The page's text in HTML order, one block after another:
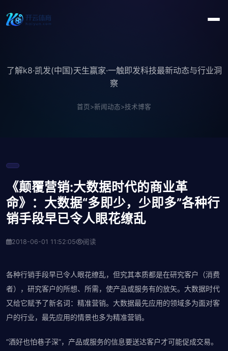
了解k8·凯发(中国)天生赢家·一触即发科技最新动态与行业洞
察
首页>新闻动态>技术博客
《颠覆营销:大数据时代的商业革
命》：大数据“多即少，少即多”各种行
销手段早已令人眼花缭乱
2018-06-01 11:52:05 阅读
各种行销手段早已令人眼花缭乱，但究其本质都是在研究客户（消费
者），研究客户的所想、所需，使产品或服务有的放矢。大数据时代
又给它赋予了新名词：精准营销。大数据最先应用的领域多为面对客
户的行业，最先应用的情景也多为精准营销。
“酒好也怕巷子深”，产品或服务的信息要送达客户才可能促成交易。